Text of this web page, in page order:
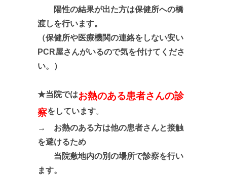
陽性の結果が出た方は保健所への橋
渡しを行います。
（保健所や医療機関の連絡をしない安い
PCR屋さんがいるので気を付けてくださ
い。）
★当院ではお熱のある患者さんの診
察をしています。
→ お熱のある方は他の患者さんと接触
を避けるため
当院敷地内の別の場所で診察を行い
ます。